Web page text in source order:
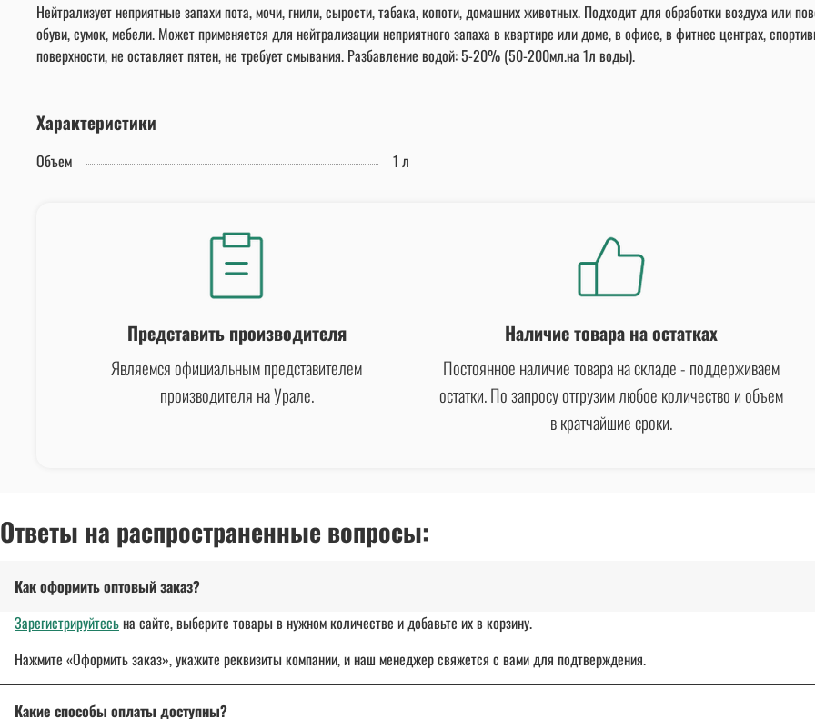
Нейтрализует неприятные запахи пота, мочи, гнили, сырости, табака, копоти, домашних животных. Подходит для обработки воздуха или
обуви, сумок, мебели. Может применяется для нейтрализации неприятного запаха в квартире или доме, в офисе, в фитнес центрах,
поверхности, не оставляет пятен, не требует смывания. Разбавление водой: 5-20% (50-200мл.на 1л воды).
Характеристики
Объем 1 л
Представить производителя
Являемся официальным представителем
производителя на Урале.
Наличие товара на остатках
Постоянное наличие товара на складе - поддерживаем
остатки. По запросу отгрузим любое количество и объем
в кратчайшие сроки.
Ответы на распространенные вопросы:
Как оформить оптовый заказ?
Зарегистрируйтесьна сайте, выберите товары в нужном количестве и добавьте их в корзину.
Нажмите «Оформить заказ», укажите реквизиты компании, и наш менеджер свяжется с вами для подтверждения.
Какие способы оплаты доступны?